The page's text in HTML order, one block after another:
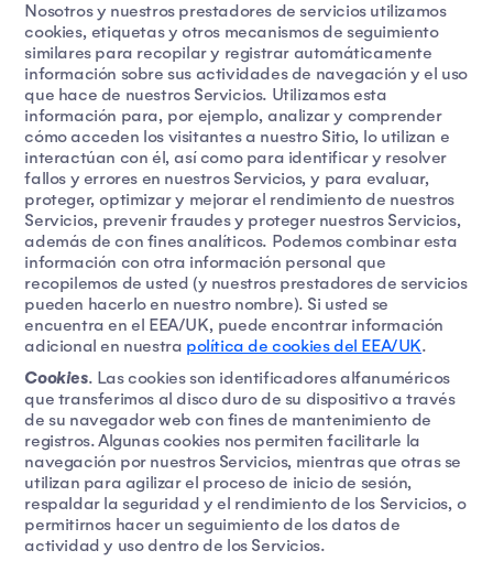
Nosotros y nuestros prestadores de servicios utilizamos
cookies, etiquetas y otros mecanismos de seguimiento
similares para recopilar y registrar automáticamente
información sobre sus actividades de navegación y el uso
que hace de nuestros Servicios. Utilizamos esta
información para, por ejemplo, analizar y comprender
cómo acceden los visitantes a nuestro Sitio, lo utilizan e
interactúan con él, así como para identificar y resolver
fallos y errores en nuestros Servicios, y para evaluar,
proteger, optimizar y mejorar el rendimiento de nuestros
Servicios, prevenir fraudes y proteger nuestros Servicios,
además de con fines analíticos. Podemos combinar esta
información con otra información personal que
recopilemos de usted (y nuestros prestadores de servicios
pueden hacerlo en nuestro nombre). Si usted se
encuentra en el EEA/UK, puede encontrar información
adicional en nuestra política de cookies del EEA/UK.
Cookies. Las cookies son identificadores alfanuméricos
que transferimos al disco duro de su dispositivo a través
de su navegador web con fines de mantenimiento de
registros. Algunas cookies nos permiten facilitarle la
navegación por nuestros Servicios, mientras que otras se
utilizan para agilizar el proceso de inicio de sesión,
respaldar la seguridad y el rendimiento de los Servicios, o
permitirnos hacer un seguimiento de los datos de
actividad y uso dentro de los Servicios.